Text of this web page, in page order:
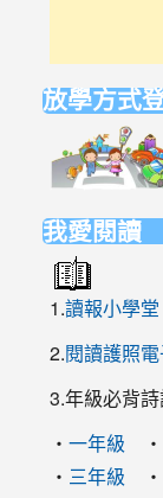
放學方式
我愛閱讀
1.讀報小學堂
2.閱讀護照
3.年級必背
‧ 一年級 ‧
‧ 三年級 ‧